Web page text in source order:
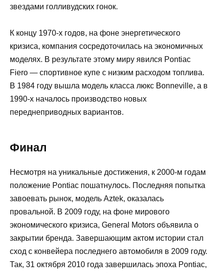
звездами голливудских гонок.
К концу 1970-х годов, на фоне энергетического
кризиса, компания сосредоточилась на экономичных
моделях. В результате этому миру явился Pontiac
Fiero — спортивное купе с низким расходом топлива.
В 1984 году вышла модель класса люкс Bonneville, а в
1990-х началось производство новых
переднеприводных вариантов.
Финал
Несмотря на уникальные достижения, к 2000-м годам
положение Pontiac пошатнулось. Последняя попытка
завоевать рынок, модель Aztek, оказалась
провальной. В 2009 году, на фоне мирового
экономического кризиса, General Motors объявила о
закрытии бренда. Завершающим актом истории стал
сход с конвейера последнего автомобиля в 2009 году.
Так, 31 октября 2010 года завершилась эпоха Pontiac,